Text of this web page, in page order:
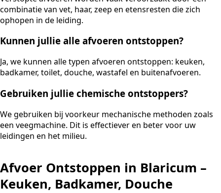
combinatie van vet, haar, zeep en etensresten die zich
ophopen in de leiding.
Kunnen jullie alle afvoeren ontstoppen?
Ja, we kunnen alle typen afvoeren ontstoppen: keuken,
badkamer, toilet, douche, wastafel en buitenafvoeren.
Gebruiken jullie chemische ontstoppers?
We gebruiken bij voorkeur mechanische methoden zoals
een veegmachine. Dit is effectiever en beter voor uw
leidingen en het milieu.
Afvoer Ontstoppen in Blaricum –
Keuken, Badkamer, Douche